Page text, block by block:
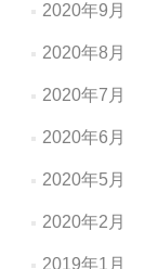
2020年9月
2020年8月
2020年7月
2020年6月
2020年5月
2020年2月
2019年1月